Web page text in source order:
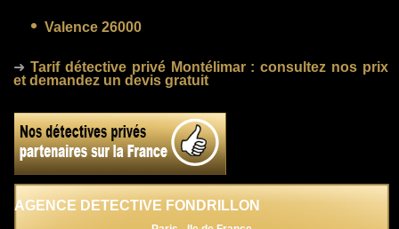
Valence 26000
➜ Tarif détective privé Montélimar: consultez nos prix
et demandez un devis gratuit
AGENCE DETECTIVE FONDRILLON